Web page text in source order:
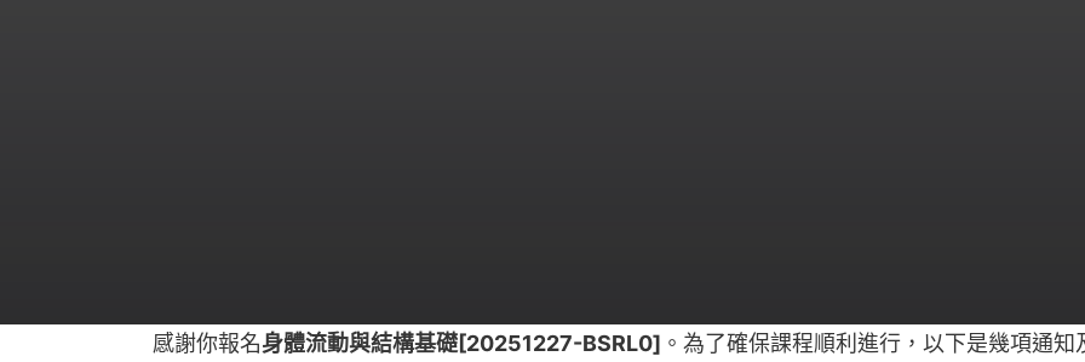
感謝你報名身體流動與結構基礎[20251227-BSRL0] 。為了確保課程順利進行，以下是幾項通知